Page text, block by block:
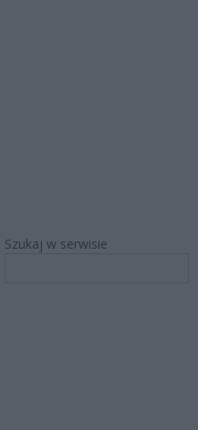
Szukaj w serwisie